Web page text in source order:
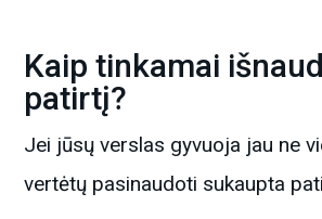
Kaip tinkamai
patirtį?
Jei jūsų verslas gyvuoja jau ne
vertėtų pasinaudoti sukaupta